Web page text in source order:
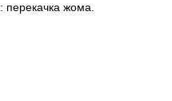
: перекачка жома.